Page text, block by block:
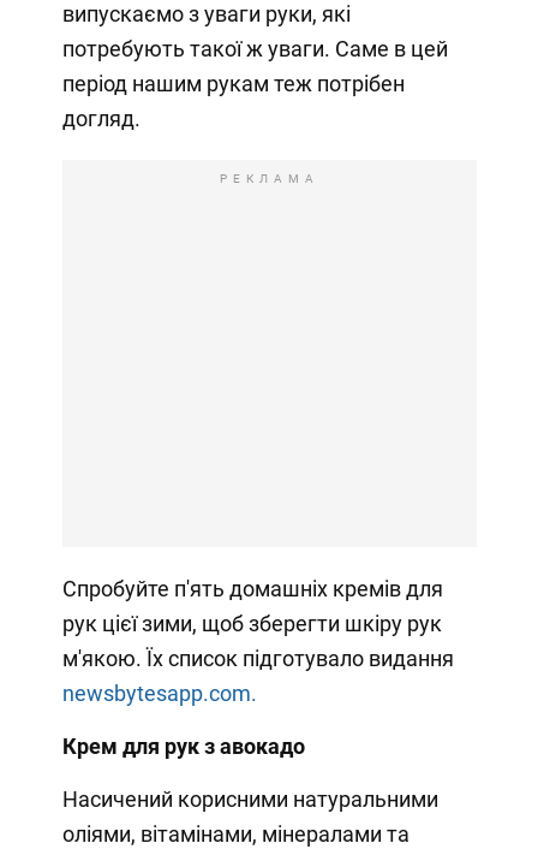
випускаємо з уваги руки, які
потребують такої ж уваги. Саме в цей
період нашим рукам теж потрібен
догляд.
РЕКЛАМА
Спробуйте п'ять домашніх кремів для
рук цієї зими, щоб зберегти шкіру рук
м'якою. Їх список підготувало видання
newsbytesapp.com.
Крем для рук з авокадо
Насичений корисними натуральними
оліями, вітамінами, мінералами та